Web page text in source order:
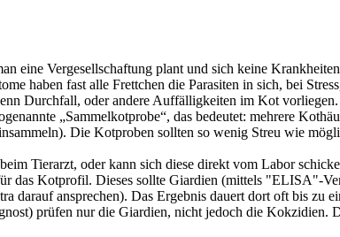
eine Vergesellschaftung plant und sich keine
haben fast alle Frettchen die Parasiten in sich, bei
Durchfall, oder andere Auffälligkeiten im Kot vorliegen.
„Sammelkotprobe“, das bedeutet: mehrere
Die Kotproben sollten so wenig Streu wie
Tierarzt, oder kann sich diese direkt vom Labor
das Kotprofil. Dieses sollte Giardien (mittels "ELISA"-
darauf ansprechen). Das Ergebnis dauert dort oft bis zu
prüfen nur die Giardien, nicht jedoch die Kokzidien.